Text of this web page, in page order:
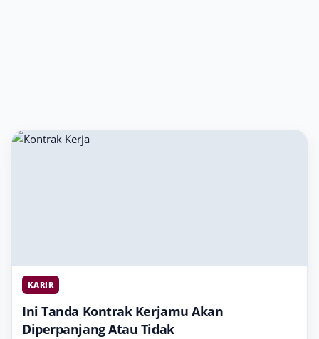
KARIR
Ini Tanda Kontrak Kerjamu Akan
Diperpanjang Atau Tidak